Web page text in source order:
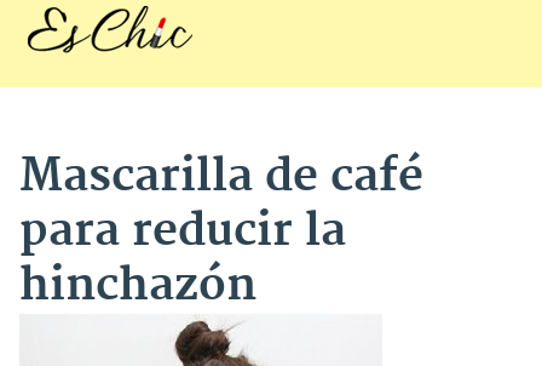
Mascarilla de café
para reducir la
hinchazón